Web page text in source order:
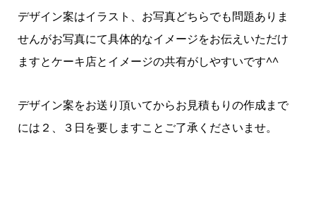
デザイン案はイラスト、お写真どちらでも問題ありま
せんがお写真にて具体的なイメージをお伝えいただけ
ますとケーキ店とイメージの共有がしやすいです^^
デザイン案をお送り頂いてからお見積もりの作成まで
には２、３日を要しますことご了承くださいませ。